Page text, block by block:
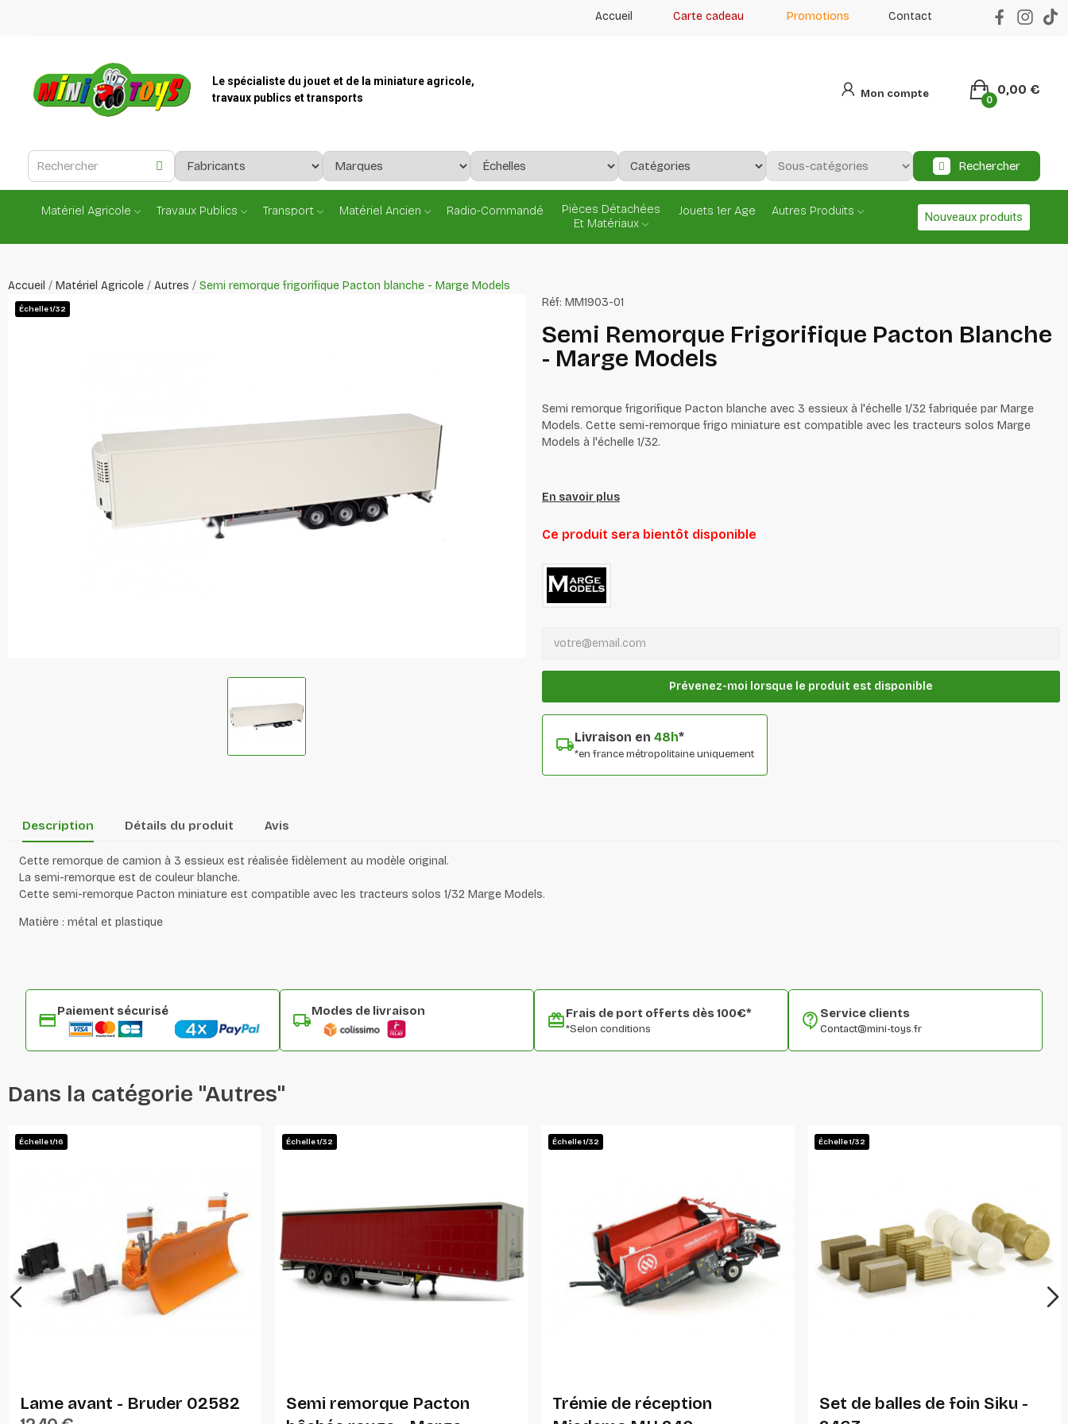
Accueil Carte cadeau Promotions Contact
Le spécialiste du jouet et de la miniature agricole,
travaux publics et transports
Mon compte 0,00 €
0
Rechercher
Matériel Agricole Travaux Publics Transport Matériel Ancien Radio-Commandé
Pièces Détachées
Et Matériaux
Jouets 1er Age Autres Produits Nouveaux produits
Accueil Matériel Agricole Autres Semi remorque frigorifique Pacton blanche - Marge Models
Échelle 1/32 Réf: MM1903-01
Semi Remorque Frigorifique Pacton Blanche
- Marge Models
Semi remorque frigorifique Pacton blanche avec 3 essieux à l'échelle 1/32 fabriquée par Marge
Models. Cette semi-remorque frigo miniature est compatible avec les tracteurs solos Marge
Models à l'échelle 1/32.
En savoir plus
Ce produit sera bientôt disponible
Prévenez-moi lorsque le produit est disponible
Livraison en 48h*
*en france métropolitaine uniquement
Description Détails du produit Avis
Cette remorque de camion à 3 essieux est réalisée fidèlement au modèle original.
La semi-remorque est de couleur blanche.
Cette semi-remorque Pacton miniature est compatible avec les tracteurs solos 1/32 Marge Models.
Matière : métal et plastique
Paiement sécurisé Modes de livraison Frais de port offerts dès 100€*
*Selon conditions
Service clients
Contact@mini-toys.fr
Dans la catégorie "Autres"
Échelle 1/16
Lame avant - Bruder 02582
Échelle 1/32
Semi remorque Pacton
Échelle 1/32
Trémie de réception
Échelle 1/32
Set de balles de foin Siku -